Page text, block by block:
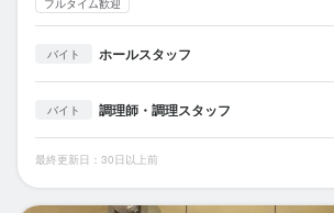
バイト ホールスタッフ
バイト 調理師・調理スタッフ
最終更新日：30日以上前